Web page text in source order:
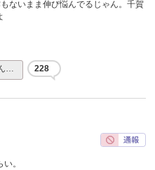
ないまま伸び悩んでるじゃん。千賀
… 228
。